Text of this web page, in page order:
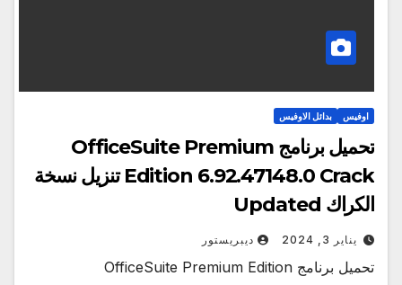
اوفيس بدائل الاوفيس
تحميل برنامج OfficeSuite Premium
Edition 6.92.47148.0 Crack تنزيل نسخة
الكراك Updated
يناير 3, 2024 ديبريستور
تحميل برنامج OfficeSuite Premium Edition